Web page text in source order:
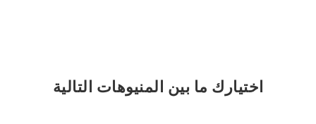
اختيارك ما بين المنيوهات التالية